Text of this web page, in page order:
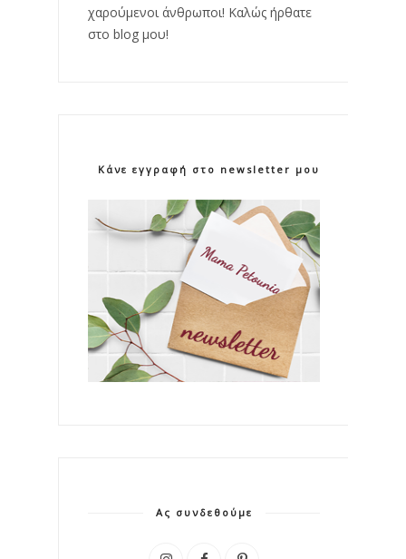
χαρούμενοι άνθρωποι! Καλώς ήρθατε
στο blog μου!
Κάνε εγγραφή στο newsletter μου!
Ας συνδεθούμε